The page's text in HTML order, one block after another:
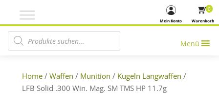
Warenkorb
0
Mein Konto
Products search
Menü
Home/ Waffen / Munition / Kugeln Langwaffen /
LFB Solid .300 Win. Mag. SM TMS HP 11.7g